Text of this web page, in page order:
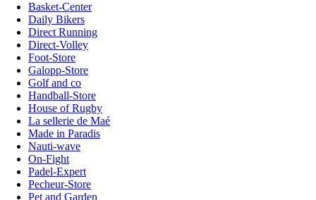
Basket-Center
Daily Bikers
Direct Running
Direct-Volley
Foot-Store
Galopp-Store
Golf and co
Handball-Store
House of Rugby
La sellerie de Maé
Made in Paradis
Nauti-wave
On-Fight
Padel-Expert
Pecheur-Store
Pet and Garden